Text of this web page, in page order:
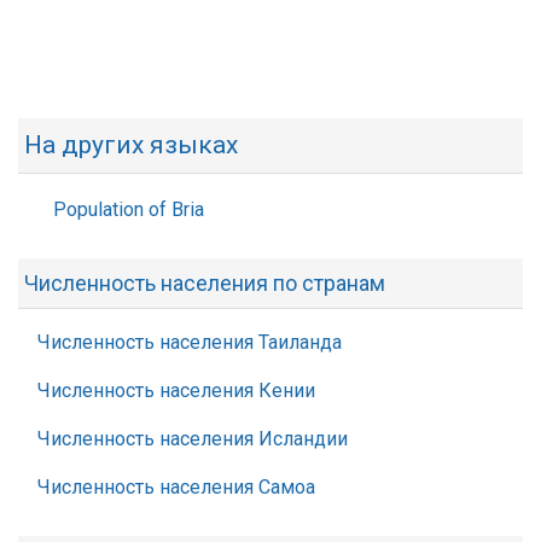
На других языках
Population of Bria
Численность населения по странам
Численность населения Таиланда
Численность населения Кении
Численность населения Исландии
Численность населения Самоа